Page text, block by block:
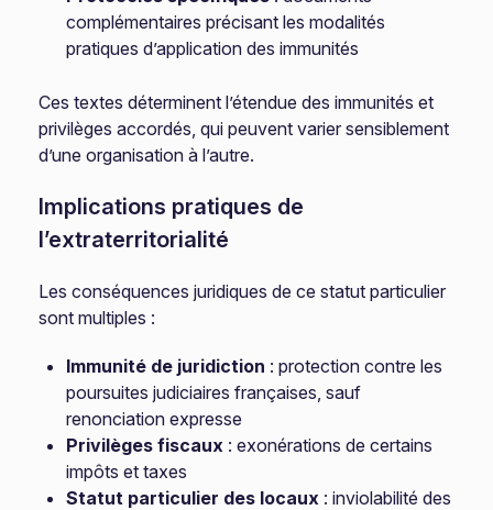
complémentaires précisant les modalités
pratiques d’application des immunités
Ces textes déterminent l’étendue des immunités et
privilèges accordés, qui peuvent varier sensiblement
d’une organisation à l’autre.
Implications pratiques de
l’extraterritorialité
Les conséquences juridiques de ce statut particulier
sont multiples :
Immunité de juridiction : protection contre les
poursuites judiciaires françaises, sauf
renonciation expresse
Privilèges fiscaux : exonérations de certains
impôts et taxes
Statut particulier des locaux : inviolabilité des